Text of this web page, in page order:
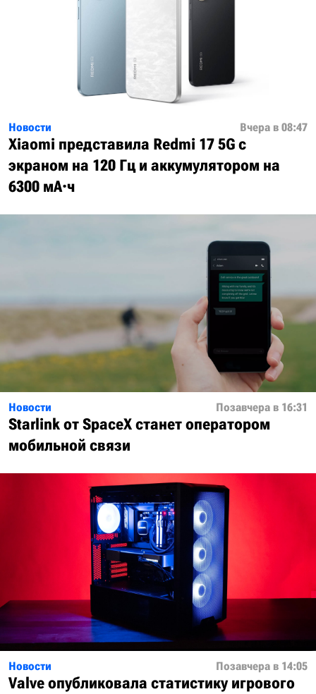
Новости Вчера в 08:47
Xiaomi представила Redmi 17 5G с
экраном на 120 Гц и аккумулятором на
6300 мА·ч
Новости Позавчера в 16:31
Starlink от SpaceX станет оператором
мобильной связи
Новости Позавчера в 14:05
Valve опубликовала статистику игрового